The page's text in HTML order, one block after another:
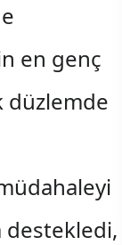
en genç
düzlemde
destekledi,